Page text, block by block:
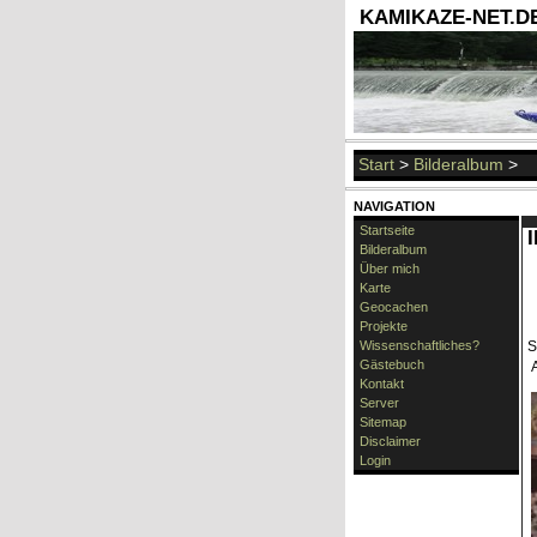
KAMIKAZE-
Start > Bilderalbum >
NAVIGATION
Startseite
Bilderalbum
Über mich
Karte
Geocachen
Projekte
Wissenschaftliches?
Gästebuch
Kontakt
Server
Sitemap
Disclaimer
Login